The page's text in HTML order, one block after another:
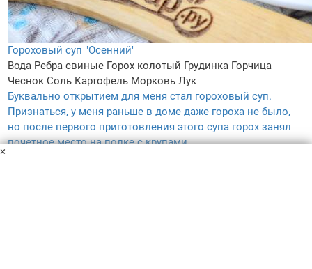
Гороховый суп "Осенний"
Вода Ребра свиные Горох колотый Грудинка Горчица
Чеснок Соль Картофель Морковь Лук
Буквально открытием для меня стал гороховый суп.
Признаться, у меня раньше в доме даже гороха не было,
но после первого приготовления этого супа горох занял
почетное место на полке с крупами.
×